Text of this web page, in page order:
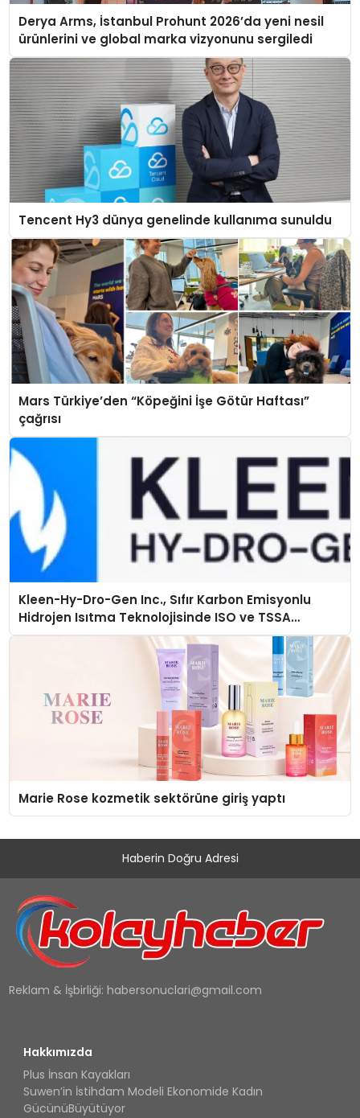
Derya Arms, İstanbul Prohunt 2026’da yeni nesil
ürünlerini ve global marka vizyonunu sergiledi
Tencent Hy3 dünya genelinde kullanıma sunuldu
Mars Türkiye’den “Köpeğini İşe Götür Haftası”
çağrısı
Kleen-Hy-Dro-Gen Inc., Sıfır Karbon Emisyonlu
Hidrojen Isıtma Teknolojisinde ISO ve TSSA
Düzenleyici Onaylarını Aldı
Marie Rose kozmetik sektörüne giriş yaptı
Haberin Doğru Adresi
Reklam & İşbirliği: habersonuclari@gmail.com
Hakkımızda
Plus İnsan Kayakları
Suwen’in İstihdam Modeli Ekonomide Kadın
GücünüBüyütüyor